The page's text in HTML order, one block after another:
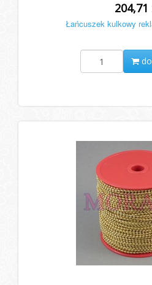
204,71
Łańcuszek kulkowy